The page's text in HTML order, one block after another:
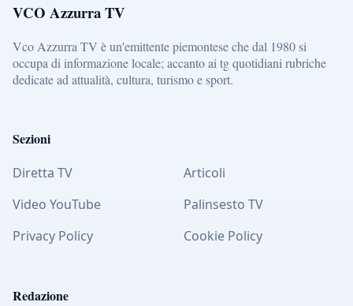
VCO Azzurra TV
Vco Azzurra TV è un'emittente piemontese che dal 1980 si
occupa di informazione locale; accanto ai tg quotidiani rubriche
dedicate ad attualità, cultura, turismo e sport.
Sezioni
Diretta TV
Articoli
Video YouTube
Palinsesto TV
Privacy Policy
Cookie Policy
Redazione